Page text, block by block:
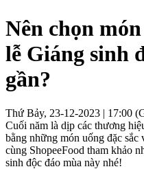
Nên chọn
lễ Giáng sinh
gần?
Thứ Bảy, 23-12-2023 | 17:00
Cuối năm là dịp các thương
bằng những món uống đặc
cùng ShopeeFood tham khảo
sinh độc đáo mùa này nhé!